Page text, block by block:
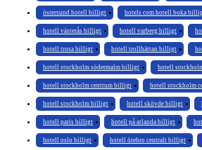
östersund hotell billigt hotels com hotell boka
hotell västerås billigt hotell varberg billigt
hotell trosa billigt hotell trollhättan billigt
hotell stockholm södermalm billigt hotell
hotell stockholm centrum billigt hotell stockholm
hotell stockholm billigt hotell skövde billigt
hotell paris billigt hotell på arlanda billigt
hotell oslo billigt hotell örebro centralt billigt